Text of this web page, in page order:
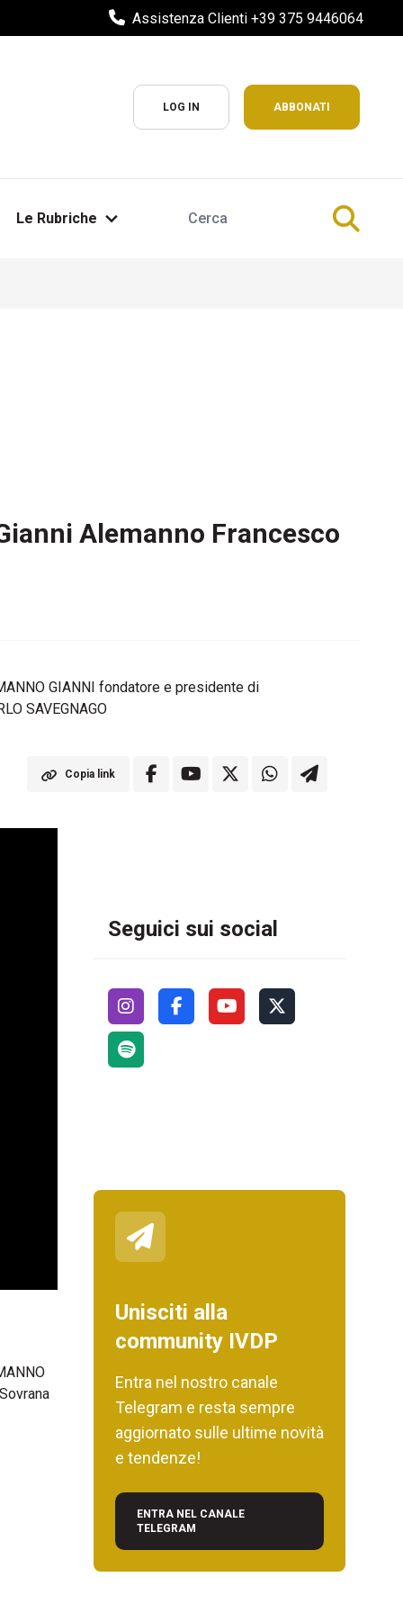
Assistenza Clienti +39 375 9446064
LOG IN ABBONATI
Le Rubriche
Alemanno Francesco
GIANNI fondatore e presidente di
SAVEGNAGO
Copia link
Seguici sui social
Unisciti alla
community IVDP
Entra nel nostro canale
Telegram e resta sempre
aggiornato sulle ultime novità
e tendenze!
ENTRA NEL CANALE
TELEGRAM